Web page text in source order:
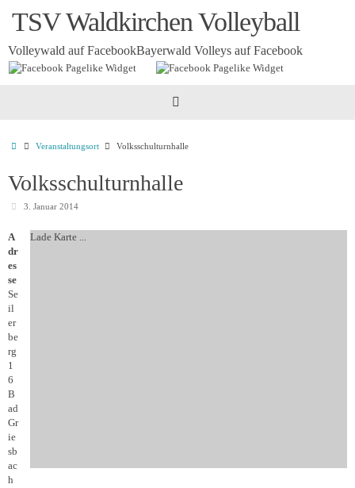
InhaltTSV Waldkirchen Volleyball
Volleywald auf FacebookBayerwald Volleys auf Facebook
Startseite
Veranstaltungsort Volksschulturnhalle
Volksschulturnhalle
3. Januar 2014
Lade Karte ...
A
dr
es
se
Se
il
er
be
rg
1
6
B
ad
Gr
ie
sb
ac
h